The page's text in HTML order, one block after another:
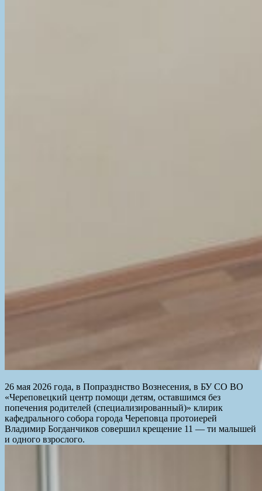
26 мая 2026 года, в Попразднство Вознесения, в БУ СО ВО
«Череповецкий центр помощи детям, оставшимся без
попечения родителей (специализированный)» клирик
кафедрального собора города Череповца протоиерей
Владимир Богданчиков совершил крещение 11 — ти малышей
и одного взрослого.